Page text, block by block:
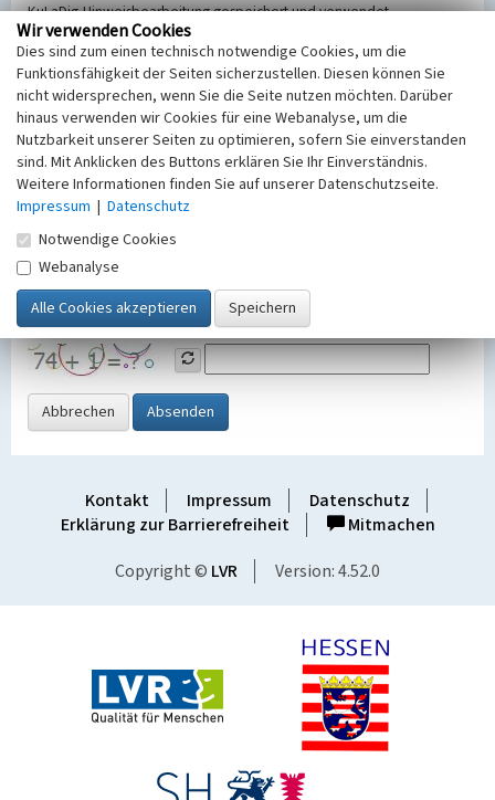
KuLaDig-Hinweisbearbeitung gespeichert und verwendet.
Selbstverständlich werden diese entsprechend der Vorschriften des
Telemediengesetzes, des Datenschutzgesetzes NRW und der seit
dem 25.05.2018 gültigen Europäischen Datenschutzgrundverordnung
(EU-DSGVO) vertraulich behandelt, beachten Sie bitte unsere
Hinweise zumDatenschutz
Nachricht
SicherheitsabfrageTragen Sie unten das Rechenergebnis aus der
Grafik ein
Abbrechen Absenden
Kontakt Impressum
Datenschutz
Erklärung zur Barrierefreiheit
Mitmachen
Copyright © LVR Version: 4.52.0
Wir verwenden Cookies
Dies sind zum einen technisch notwendige Cookies, um die
Funktionsfähigkeit der Seiten sicherzustellen. Diesen können Sie
nicht widersprechen, wenn Sie die Seite nutzen möchten. Darüber
hinaus verwenden wir Cookies für eine Webanalyse, um die
Nutzbarkeit unserer Seiten zu optimieren, sofern Sie einverstanden
sind. Mit Anklicken des Buttons erklären Sie Ihr Einverständnis.
Weitere Informationen finden Sie auf unserer Datenschutzseite.
Impressum | Datenschutz
Notwendige Cookies
Webanalyse